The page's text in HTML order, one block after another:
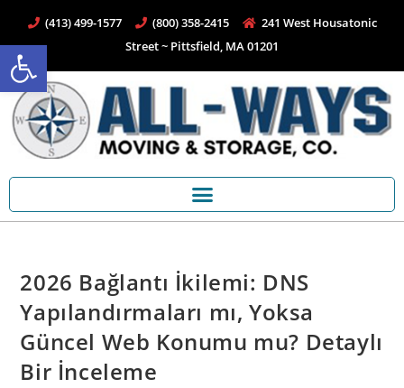
Open toolbar
(413) 499-1577 (800) 358-2415
241 West Housatonic
Street ~ Pittsfield, MA 01201
2026 Bağlantı İkilemi: DNS
Yapılandırmaları mı, Yoksa
Güncel Web Konumu mu? Detaylı
Bir İnceleme